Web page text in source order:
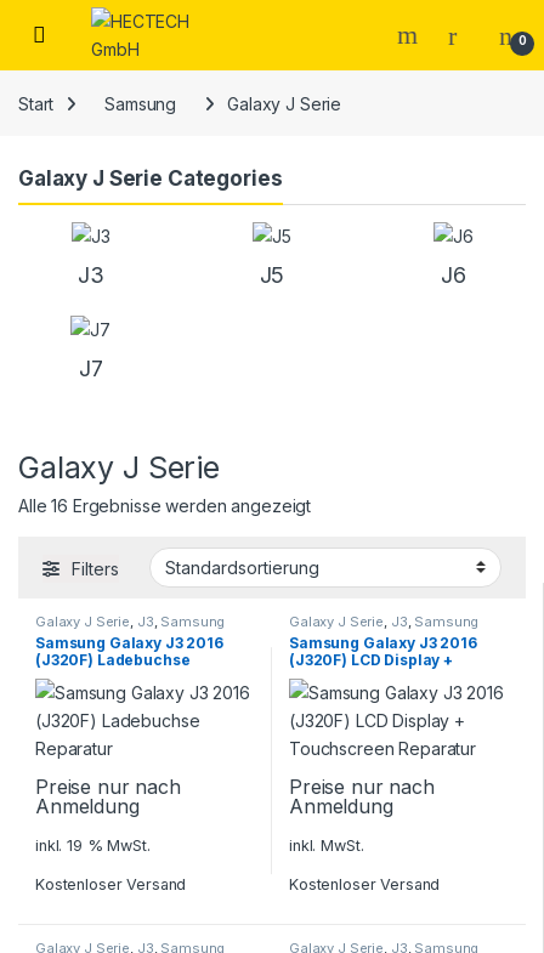
Open 0
Start Samsung Galaxy J Serie
Galaxy J Serie Categories
J3 J5 J6
J7
Galaxy J Serie
Alle 16 Ergebnisse werden angezeigt
Filters
Galaxy J Serie J3 Samsung
Samsung Galaxy J3 2016
(J320F) Ladebuchse
Reparatur
Preise nur nach
Anmeldung
inkl. 19 % MwSt.
Kostenloser Versand
Galaxy J Serie J3 Samsung
Samsung Galaxy J3 2016
(J320F) LCD Display +
Touchscreen Reparatur
Preise nur nach
Anmeldung
inkl. MwSt.
Kostenloser Versand
Galaxy J Serie J3 Samsung Galaxy J Serie J3 Samsung